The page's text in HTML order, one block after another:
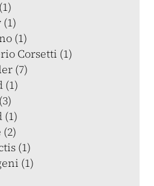
(1)
Corsetti (1)
(7)
(1)
(1)
(1)
(1)